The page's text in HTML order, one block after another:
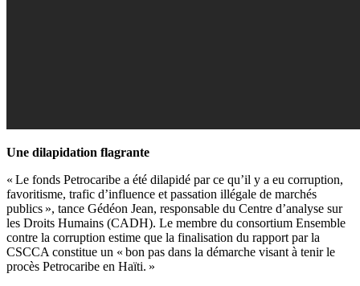
Une dilapidation flagrante
« Le fonds Petrocaribe a été dilapidé par ce qu’il y a eu corruption,
favoritisme, trafic d’influence et passation illégale de marchés
publics », tance Gédéon Jean, responsable du Centre d’analyse sur
les Droits Humains (CADH). Le membre du consortium Ensemble
contre la corruption estime que la finalisation du rapport par la
CSCCA constitue un « bon pas dans la démarche visant à tenir le
procès Petrocaribe en Haïti. »